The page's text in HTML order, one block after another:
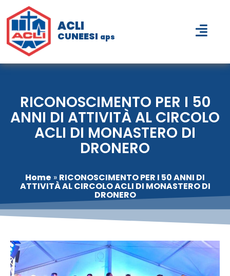
ACLI
CUNEESI aps
RICONOSCIMENTO PER I 50
ANNI DI ATTIVITÀ AL CIRCOLO
ACLI DI MONASTERO DI
DRONERO
Home » RICONOSCIMENTO PER I 50 ANNI DI
ATTIVITÀ AL CIRCOLO ACLI DI MONASTERO DI
DRONERO